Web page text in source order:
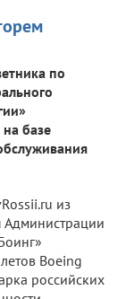
по
базе
из
Boeing
российских